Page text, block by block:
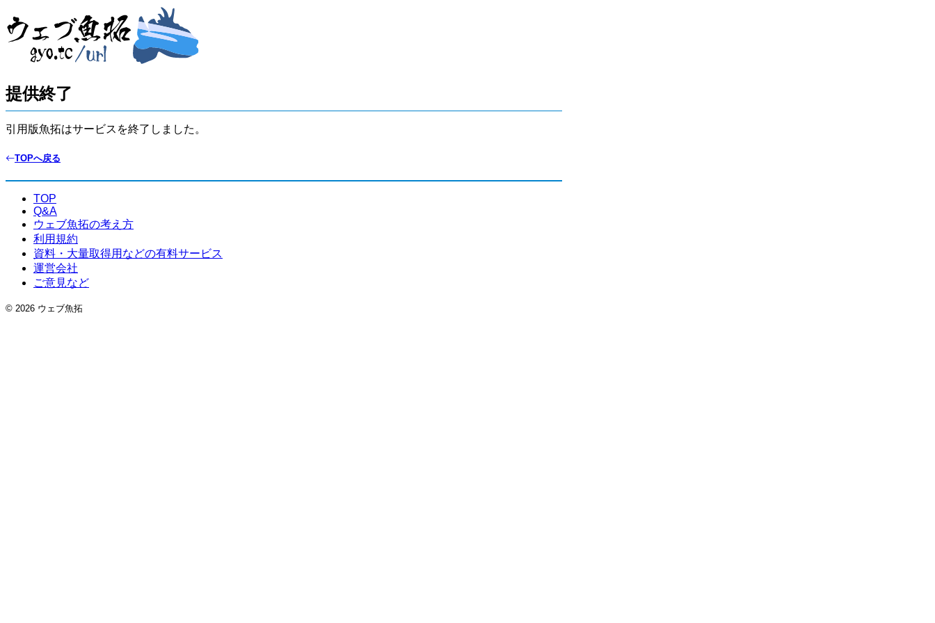
提供終了
引用版魚拓はサービスを終了しました。
TOPへ戻る
TOP
Q&A
ウェブ魚拓の考え方
利用規約
資料・大量取得用などの有料サービス
運営会社
ご意見など
© 2026 ウェブ魚拓